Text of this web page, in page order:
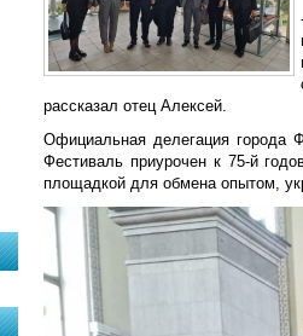
рассказал отец Алексей.
Официальная делегация города
Фестиваль приурочен к 75-й
площадкой для обмена опытом,